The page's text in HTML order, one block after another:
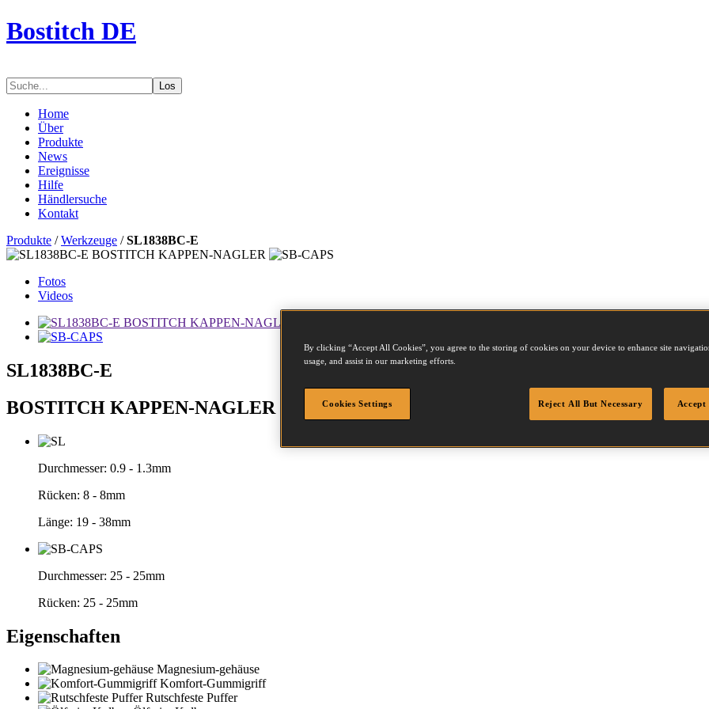
Bostitch DE
Los
Home
Über
Produkte
News
Ereignisse
Hilfe
Händlersuche
Kontakt
Produkte /Werkzeuge /SL1838BC-E
Fotos
Videos
SL1838BC-E
BOSTITCH KAPPEN-NAGLER
Durchmesser: 0.9 - 1.3mm
Rücken: 8 - 8mm
Länge: 19 - 38mm
Durchmesser: 25 - 25mm
Rücken: 25 - 25mm
Eigenschaften
Magnesium-gehäuse
Komfort-Gummigriff
Rutschfeste Puffer
By clicking “Accept All Cookies”, you agree to the storing of cookies on your device to enhance site
usage, and assist in our marketing efforts.
Cookies Settings Reject All But Necessary Accept